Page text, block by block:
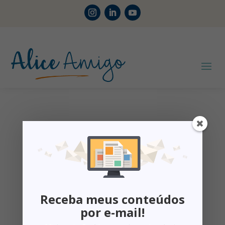
Início/ Produtos marcados com a tag “Profissional”
Profissional
Exibindo um único resultado
Receba meus conteúdos
por e-mail!